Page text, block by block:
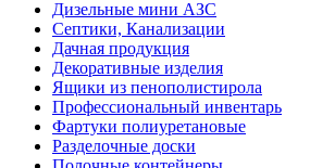
Дизельные мини АЗС
Септики, Канализации
Дачная продукция
Декоративные изделия
Ящики из пенополистирола
Профессиональный инвентарь
Фартуки полиуретановые
Разделочные доски